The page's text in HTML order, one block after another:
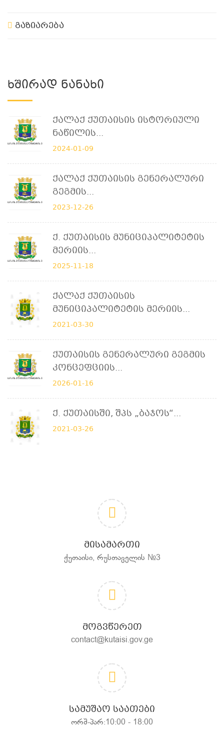
გაზიარება
Ხშირად Ნანახი
Ქალაქ Ქუთაისის Ისტორიული
Ნაწილის...
2024-01-09
Ქალაქ Ქუთაისის Გენერალური
Გეგმის...
2023-12-26
Ქ. Ქუთაისის Მუნიციპალიტეტის
Მერიის...
2025-11-18
Ქალაქ Ქუთაისის
Მუნიციპალიტეტის Მერიის...
2021-03-30
Ქუთაისის Გენერალური Გეგმის
Კონცეფციის...
2026-01-16
Ქ. Ქუთაისში, Შპს „ბაჯოს“...
2021-03-26
ᲛᲘᲡᲐᲛᲐᲠᲗᲘ
ქუთაისი, რუსთაველის №3
ᲛᲝᲒᲕᲬᲔᲠᲔᲗ
contact@kutaisi.gov.ge
ᲡᲐᲛᲣᲨᲐᲝ ᲡᲐᲐᲗᲔᲑᲘ
ორშ-პარ:10:00 - 18:00